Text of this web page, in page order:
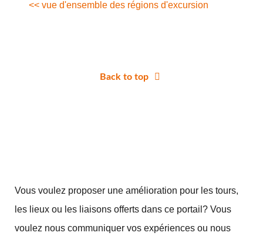
<< vue d'ensemble des régions d'excursion
Back to top
Vous voulez proposer une amélioration pour les tours,
les lieux ou les liaisons offerts dans ce portail? Vous
voulez nous communiquer vos expériences ou nous